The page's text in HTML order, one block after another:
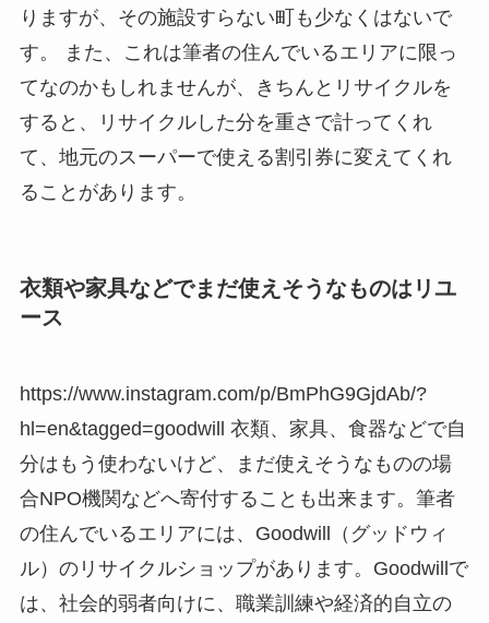
りますが、その施設すらない町も少なくはないで
す。 また、これは筆者の住んでいるエリアに限っ
てなのかもしれませんが、きちんとリサイクルを
すると、リサイクルした分を重さで計ってくれ
て、地元のスーパーで使える割引券に変えてくれ
ることがあります。
衣類や家具などでまだ使えそうなものはリユ
ース
https://www.instagram.com/p/BmPhG9GjdAb/?
hl=en&tagged=goodwill 衣類、家具、食器などで自
分はもう使わないけど、まだ使えそうなものの場
合NPO機関などへ寄付することも出来ます。筆者
の住んでいるエリアには、Goodwill（グッドウィ
ル）のリサイクルショップがあります。Goodwillで
は、社会的弱者向けに、職業訓練や経済的自立の